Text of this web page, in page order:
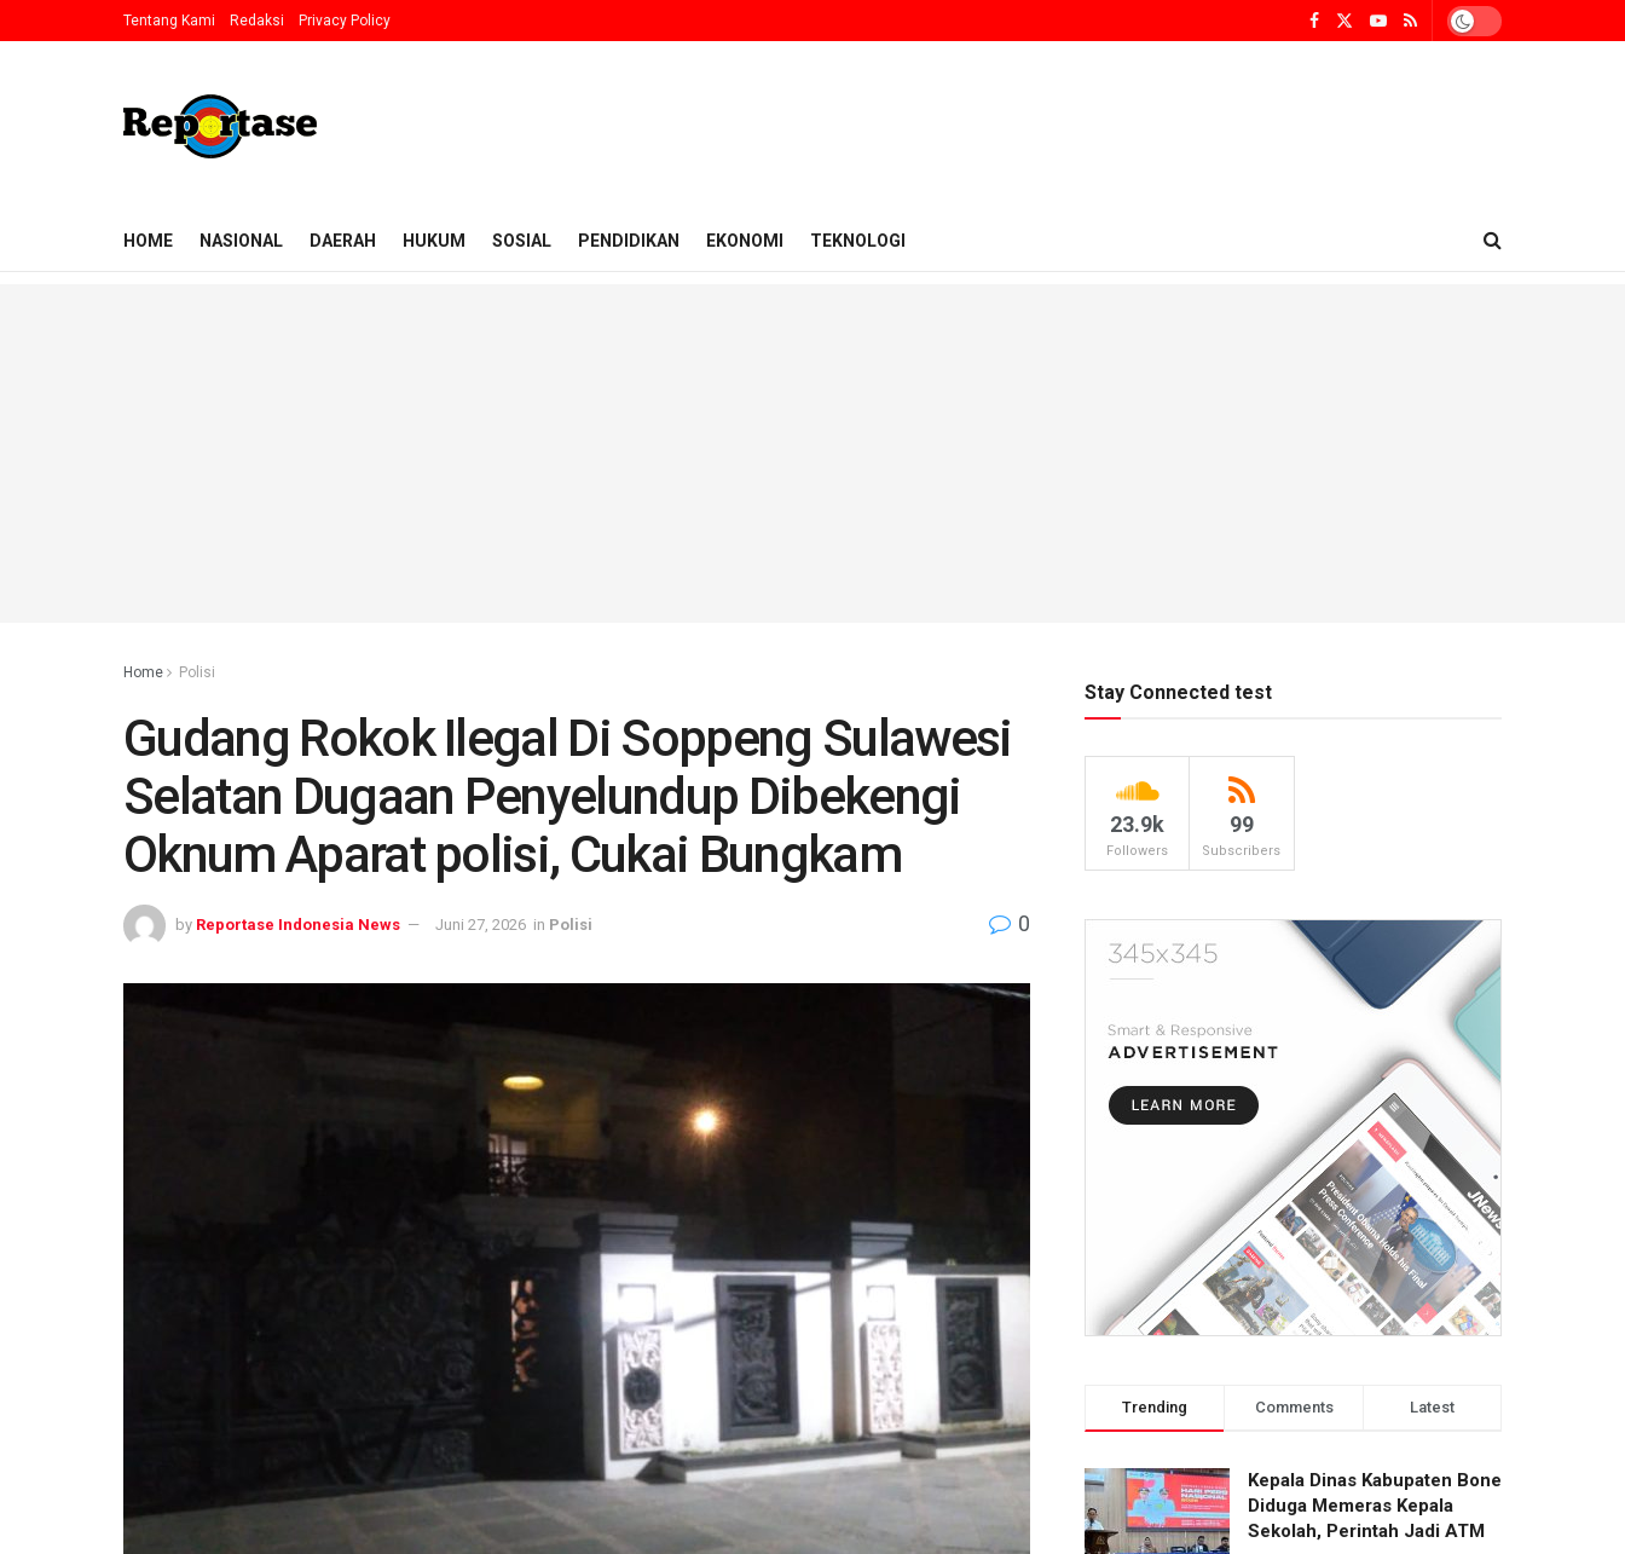
Tentang Kami Redaksi Privacy Policy
HOME NASIONAL DAERAH HUKUM SOSIAL PENDIDIKAN EKONOMI TEKNOLOGI
Home Polisi
Gudang Rokok Ilegal Di Soppeng Sulawesi
Selatan Dugaan Penyelundup Dibekengi
Oknum Aparat polisi, Cukai Bungkam
by Reportase Indonesia News Juni 27, 2026 in Polisi 0
Stay Connected test
23.9k
Followers
99
Subscribers
Trending Comments Latest
Kepala Dinas Kabupaten Bone
Diduga Memeras Kepala
Sekolah, Perintah Jadi ATM